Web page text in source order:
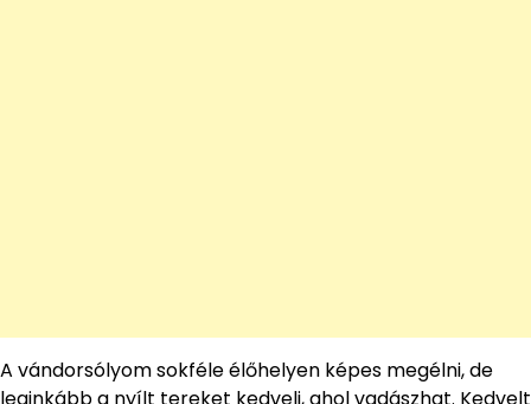
A vándorsólyom sokféle élőhelyen képes megélni, de
leginkább a nyílt tereket kedveli, ahol vadászhat. Kedvelt